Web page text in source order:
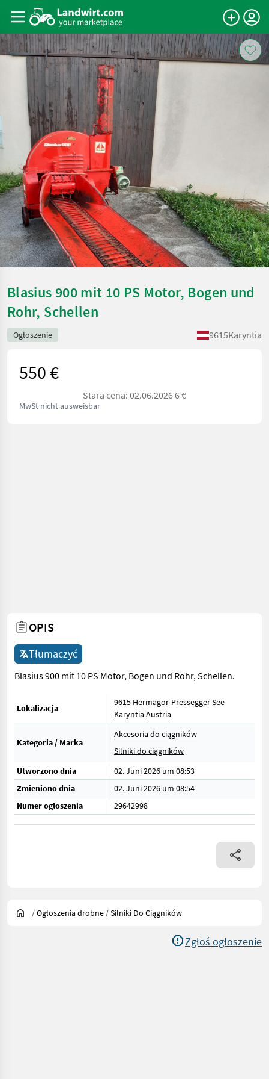
Blasius 900 mit 10 PS Motor, Bogen und
Rohr, Schellen
Ogłoszenie 9615Karyntia
550 €
Stara cena: 02.06.2026 6 €
MwSt nicht ausweisbar
OPIS
Tłumaczyć
Blasius 900 mit 10 PS Motor, Bogen und Rohr, Schellen.
Lokalizacja
9615 Hermagor-Pressegger See
Karyntia Austria
Kategoria / Marka
Akcesoria do ciągników
Silniki do ciągników
Utworzono dnia
02. Juni 2026 um 08:53
Zmieniono dnia
02. Juni 2026 um 08:54
Numer ogłoszenia
29642998
/Ogłoszenia drobne /Silniki Do Ciągników
Zgłoś ogłoszenie